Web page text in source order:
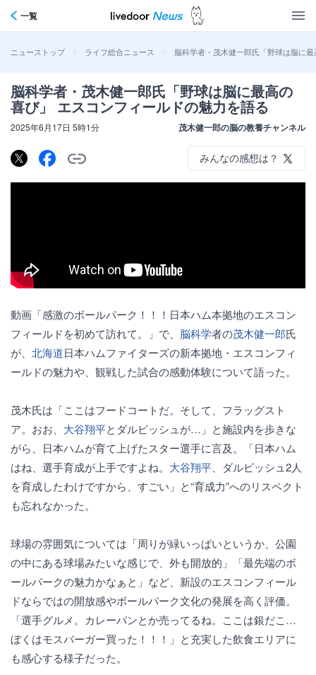
一覧
ニューストップ > ライフ総合ニュース > 脳科学者・茂木健一郎氏「野球は脳に
脳科学者・茂木健一郎氏「野球は脳に最高の
喜び」 エスコンフィールドの魅力を語る
2025年6月17日 5時1分 茂木健一郎の脳の教養チャンネル
みんなの感想は？
動画「感激のボールパーク！！！日本ハム本拠地のエスコン
フィールドを初めて訪れて。」で、 脳科学者の茂木健一郎氏
が、 北海道日本ハムファイターズの新本拠地・エスコンフィ
ールドの魅力や、観戦した試合の感動体験について語った。
茂木氏は「ここはフードコートだ。そして、フラッグスト
ア。おお、 大谷翔平とダルビッシュが…」と施設内を歩きな
がら、日本ハムが育て上げたスター選手に言及。「日本ハム
はね、選手育成が上手ですよね。 大谷翔平 、ダルビッシュ2人
を育成したわけですから、すごい」と“育成力”へのリスペクト
も忘れなかった。
球場の雰囲気については「周りが緑いっぱいというか、公園
の中にある球場みたいな感じで、外も開放的」「最先端のボ
ールパークの魅力かなぁと」など、新設のエスコンフィール
ドならではの開放感やボールパーク文化の発展を高く評価。
「選手グルメ。カレーパンとか売ってるね。ここは銀だこ…
ぼくはモスバーガー買った！！！」と充実した飲食エリアに
も感心する様子だった。